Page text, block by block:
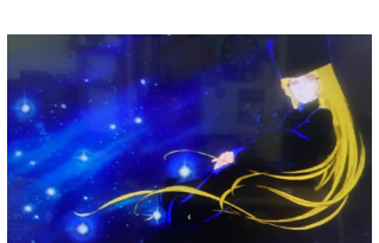
大阪
四国
沖縄
サーファーズ